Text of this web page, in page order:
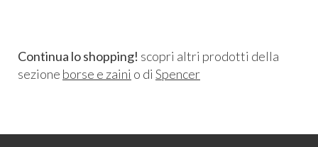
Continua lo shopping! scopri altri prodotti della
sezione borse e zaini o di Spencer